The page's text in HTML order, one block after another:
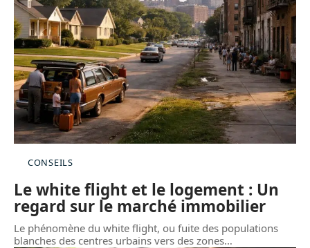
CONSEILS
Le white flight et le logement : Un
regard sur le marché immobilier
Le phénomène du white flight, ou fuite des populations
blanches des centres urbains vers des zones…